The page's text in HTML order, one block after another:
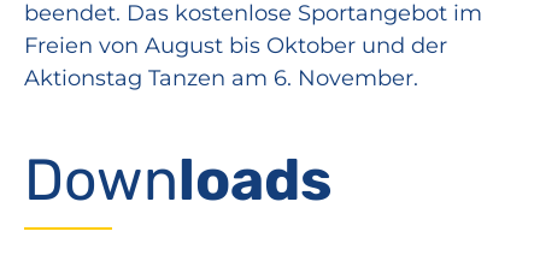
beendet. Das kostenlose Sportangebot im
Freien von August bis Oktober und der
Aktionstag Tanzen am 6. November.
Downloads